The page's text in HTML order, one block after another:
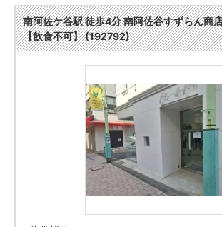
南阿佐ケ谷駅 徒歩4分 南阿佐谷すずらん商
【飲食不可】 (192792)